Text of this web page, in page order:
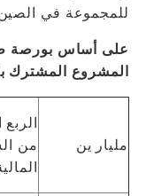
للمجموعة في
على أساس بورصة
المشروع المشترك
مليار ين
الربع
من
المالية